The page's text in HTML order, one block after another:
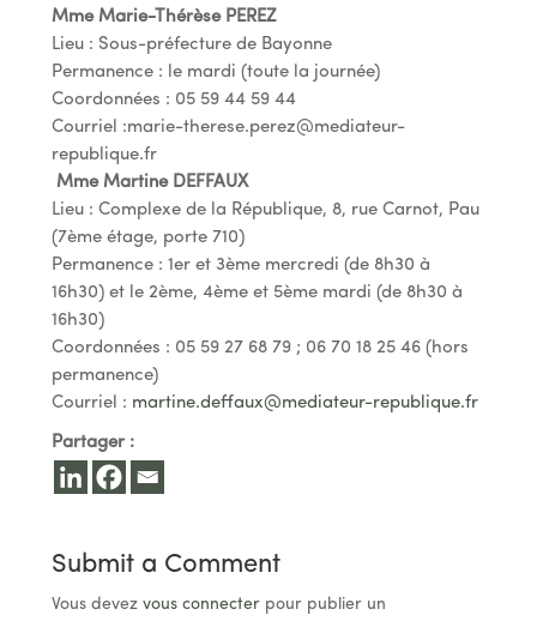
Mme Marie-Thérèse PEREZ
Lieu : Sous-préfecture de Bayonne
Permanence : le mardi (toute la journée)
Coordonnées : 05 59 44 59 44
Courriel :marie-therese.perez@mediateur-
republique.fr
Mme Martine DEFFAUX
Lieu : Complexe de la République, 8, rue Carnot, Pau
(7ème étage, porte 710)
Permanence : 1er et 3ème mercredi (de 8h30 à
16h30) et le 2ème, 4ème et 5ème mardi (de 8h30 à
16h30)
Coordonnées : 05 59 27 68 79 ; 06 70 18 25 46 (hors
permanence)
Courriel : martine.deffaux@mediateur-republique.fr
Partager :
Submit a Comment
Vous devez vous connecterpour publier un